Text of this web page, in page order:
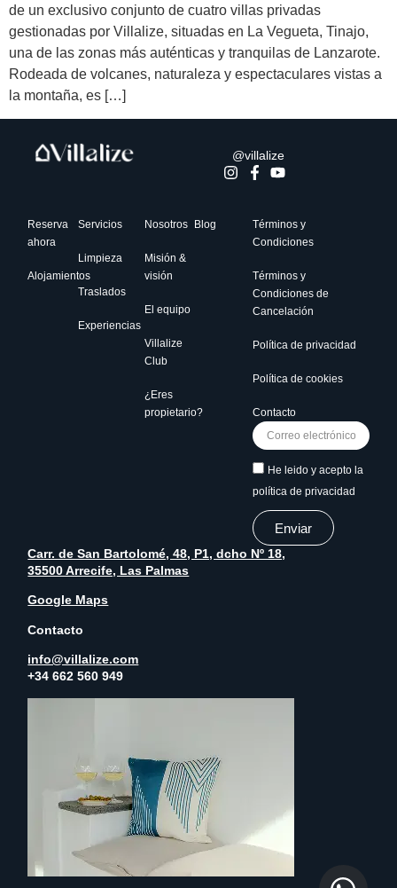
de un exclusivo conjunto de cuatro villas privadas
gestionadas por Villalize, situadas en La Vegueta, Tinajo,
una de las zonas más auténticas y tranquilas de Lanzarote.
Rodeada de volcanes, naturaleza y espectaculares vistas a
la montaña, es […]
@villalize
Reserva
ahora
Alojamientos
Servicios
Limpieza
Traslados
Experiencias
Nosotros
Misión &
visión
El equipo
Villalize
Club
¿Eres
propietario?
Términos y
Condiciones
Términos y
Condiciones de
Cancelación
Política de privacidad
Política de cookies
Contacto
He leido y acepto la
política de privacidad
Enviar
Blog
Carr. de San Bartolomé, 48, P1, dcho Nº 18,
35500 Arrecife, Las Palmas
Google Maps
Contacto
info@villalize.com
+34 662 560 949